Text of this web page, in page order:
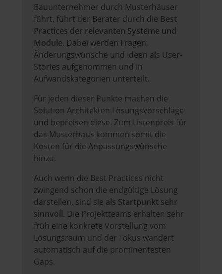
Bauunternehmer durch Musterhäuser
führt, führt der Berater durch die Best
Practices der relevanten Systeme und
Module. Dabei werden Fragen,
Änderungswünsche und Ideen als User-
Stories aufgenommen und in
Aufwandskategorien unterteilt.
Für jeden dieser Punkte machen die
Solution Architekten Lösungsvorschläge
und bepreisen diese. Zum Listenpreis für
das Musterhaus kommen somit die
Kosten für die Anpassungswünsche
hinzu.
Auch wenn die Best Practices nicht
zwingend schon die endgültige Lösung
darstellen, sind sie als Startpunkt sehr
sinnvoll. Die Projektteams erhalten sehr
früh eine konkrete Vorstellung vom
Lösungsraum und der Fokus wandert
automatisch auf die prominentesten
Gaps.